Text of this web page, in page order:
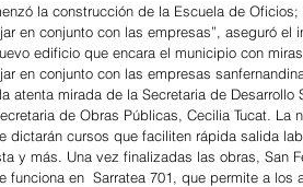
la construcción de la Escuela de
en conjunto con las empresas”, aseguró
edificio que encara el municipio con
en conjunto con las empresas
atenta mirada de la Secretaria de
de Obras Públicas, Cecilia Tucat. La
dictarán cursos que faciliten rápida salida
y más. Una vez finalizadas las obras, San
funciona en  Sarratea 701, que permite a